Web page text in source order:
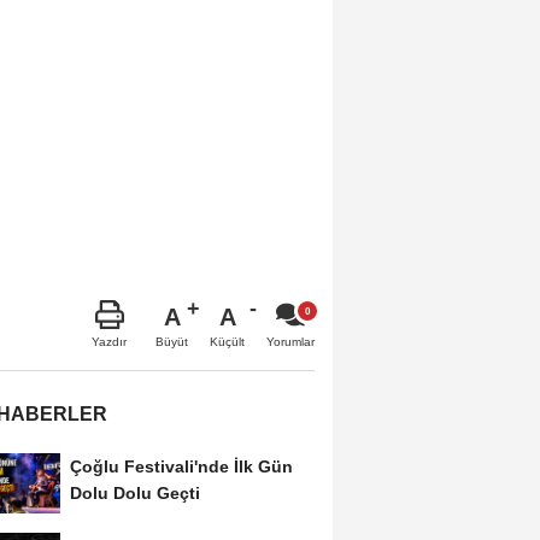
Yazdır
A
Büyüt
A
Küçült Yorumlar
Çoğlu Festivali'nde İlk Gün
Dolu Dolu Geçti